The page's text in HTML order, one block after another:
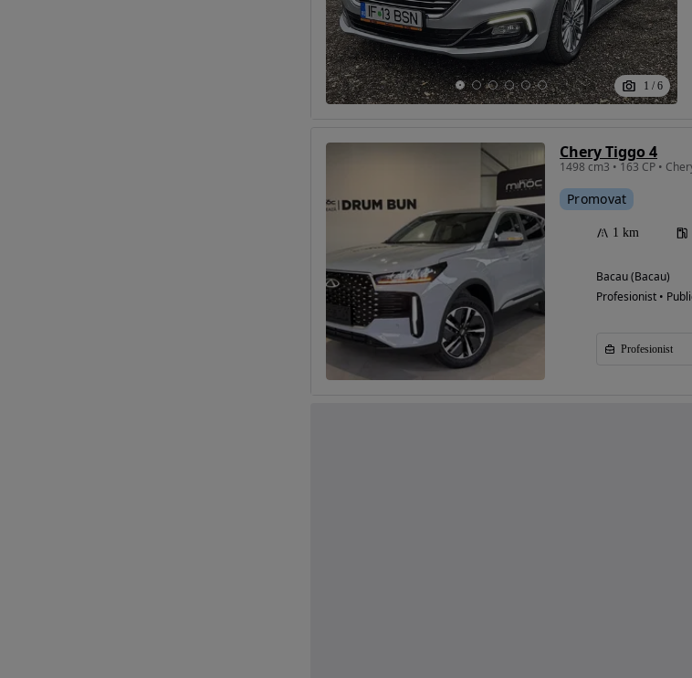
1 / 6
Chery Tiggo 4
1498 cm3 • 163 CP •
Promovat
1 km
Bacau (Bacau)
Profesionist •
Profesionist